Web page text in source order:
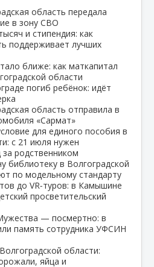
область передала
в зону СВО
и стипендия: как
поддерживает лучших
ближе: как маткапитал
области
погиб ребёнок: идёт
область отправила в
«Сармат»
для единого пособия в
с 21 июля нужен
родственником
библиотеку в Волгоградской
по модельному стандарту
до VR‑туров: в Камышине
просветительский
— посмертно: в
память сотрудника УФСИН
области:
яйца и